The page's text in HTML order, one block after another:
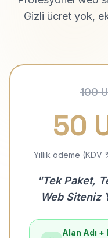
Gizli ücret yok,
100
50
Yıllık ödeme
"Tek Paket,
Web Siteniz
Alan Adı